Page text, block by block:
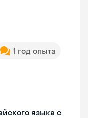
1 год опыта
языка с